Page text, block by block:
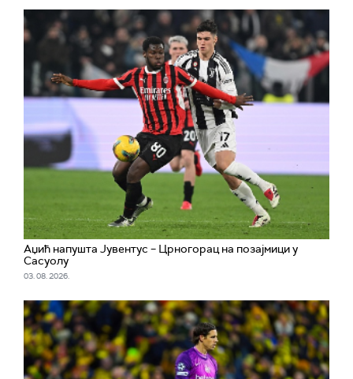
Аџић напушта Јувентус – Црногорац на позајмици у
Сасуолу
03. 08. 2026.